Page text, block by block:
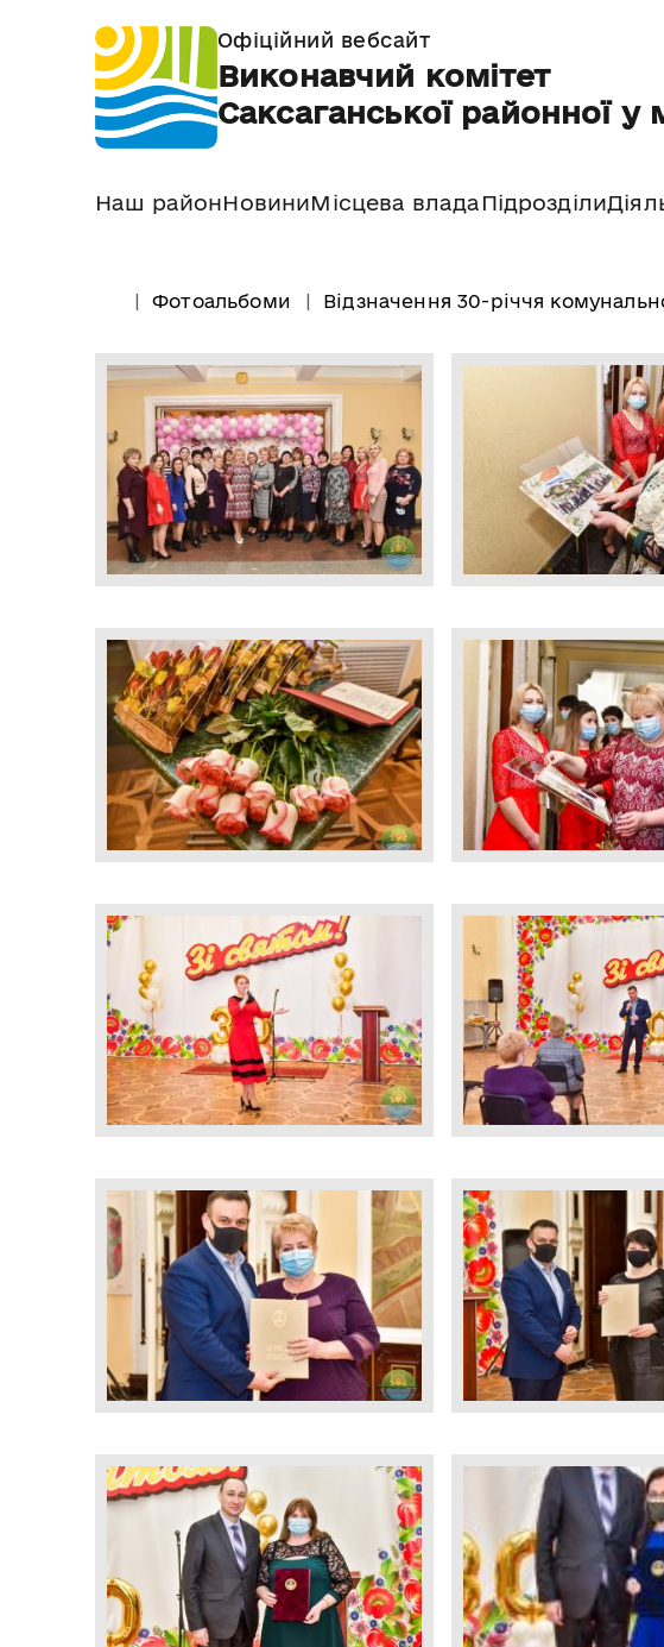
Офіційний вебсайт
Виконавчий комітет
Саксаганської районної у
Наш районНовиниМісцева влада Підрозділи
Фотоальбоми Відзначення 30-річчя